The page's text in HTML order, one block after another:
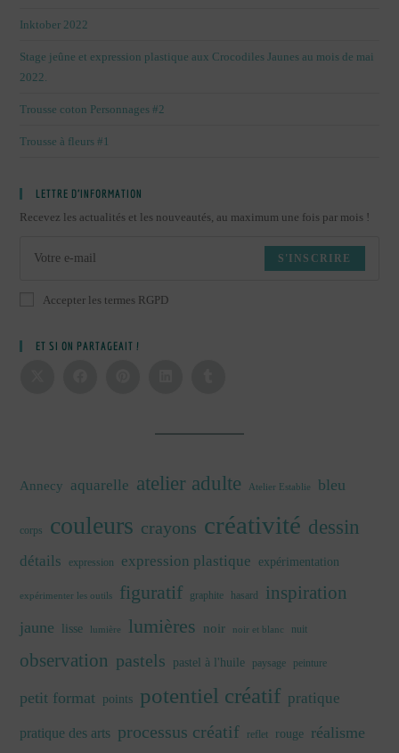
Inktober 2022
Stage jeûne et expression plastique aux Crocodiles Jaunes au mois de mai
2022.
Trousse coton Personnages #2
Trousse à fleurs #1
LETTRE D’INFORMATION
Recevez les actualités et les nouveautés, au maximum une fois par mois !
S'INSCRIRE
Accepter les termes RGPD
ET SI ON PARTAGEAIT !
Annecy aquarelle atelier adulte Atelier Establie bleu
corps couleurs crayons créativité dessin
détails expression expression plastique expérimentation
expérimenter les outils figuratif graphite hasard inspiration
jaune lisse lumière lumières noir noir et blanc nuit
observation pastels pastel à l'huile paysage peinture
petit format points potentiel créatif pratique
pratique des arts processus créatif reflet rouge réalisme